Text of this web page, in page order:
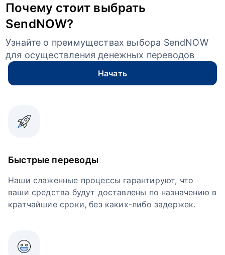
Почему стоит выбрать
SendNOW?
Узнайте о преимуществах выбора SendNOW
для осуществления денежных переводов
Начать
Быстрые переводы
Наши слаженные процессы гарантируют, что
ваши средства будут доставлены по назначению в
кратчайшие сроки, без каких-либо задержек.